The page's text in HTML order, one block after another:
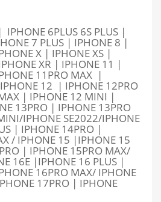
IPHONE 6PLUS 6S PLUS |
7 PLUS | IPHONE 8 |
X | IPHONE XS |
XR | IPHONE 11 |
11PRO MAX |
12 | IPHONE 12PRO
| IPHONE 12 MINI |
13PRO | IPHONE 13PRO
IPHONE SE2022/IPHONE
| IPHONE 14PRO |
/ IPHONE 15 |IPHONE 15
| IPHONE 15PRO MAX/
16E |IPHONE 16 PLUS |
16PRO MAX/ IPHONE
17PRO | IPHONE